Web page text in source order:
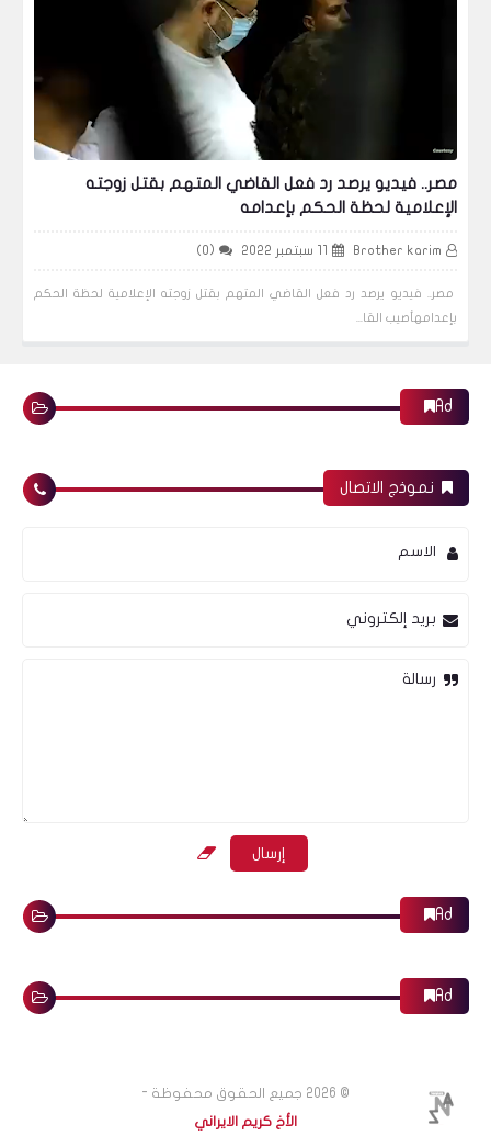
مصر.. فيديو يرصد رد فعل القاضي المتهم بقتل زوجته
الإعلامية لحظة الحكم بإعدامه
Brother karim 11 سبتمبر 2022 (0)
مصر.. فيديو يرصد رد فعل القاضي المتهم بقتل زوجته الإعلامية لحظة الحكم
بإعدامهأصيب القا...
Ad
نموذج الاتصال
الاسم
بريد إلكتروني
رسالة
Ad
Ad
© 2026
جميع الحقوق محفوظة -
الأخ كريم الايراني